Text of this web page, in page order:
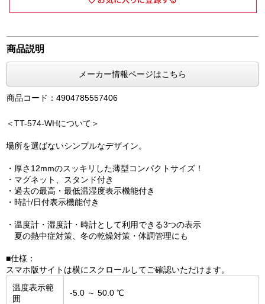
商品説明
メーカー情報ページはこちら
商品コード：4904785557406
＜TT-574-WHについて＞
場所を選ばないシンプルなデザイン。
・厚さ12mmのスッキリした薄型コンパクトサイズ！
・マグネット、スタンド付き
・過去の最高・最低温湿度表示機能付き
・時計/日付表示機能付き
・温度計・湿度計・時計として利用できる3つの表示
夏の熱中症対策、冬の乾燥対策・体調管理にも
■仕様：
スマホ版サイトは横にスクロールしてご確認いただけます。
温度表示範
囲
-5.0 ～ 50.0 ℃